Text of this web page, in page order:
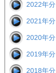
2022年分
2021年分
2020年分
2019年分
2018年分